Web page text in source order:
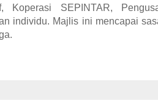
Koperasi SEPINTAR,
individu. Majlis ini mencapai